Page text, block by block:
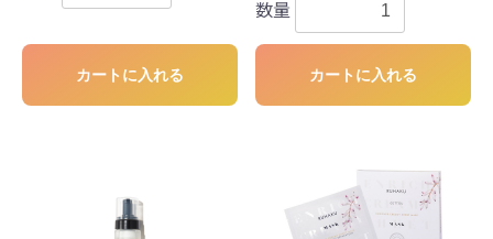
カートに入れる
数量
カートに入れる